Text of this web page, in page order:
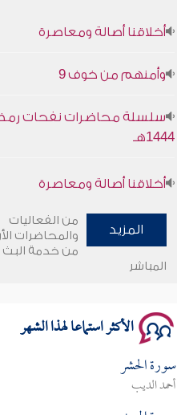
1444هـ
سلسلة محاضرات نفحات
1444هـ
المزيد
من الفعاليات
والمحاضرات
من خدمة البث
المباشر
الأكثر استماعا لهذا الشهر
سورة الحشر
أحمد الديب